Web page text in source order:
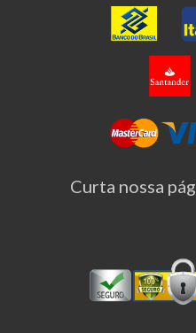
Curta nossa